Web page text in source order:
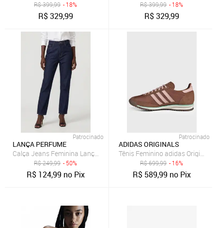
R$399,99 - 18%
R$329,99
R$399,99 - 18%
R$329,99
Patrocinado
LANÇA PERFUME
Calça Jeans Feminina Lança Perfume Mom Luna Azul
R$249,99 - 50%
R$ 124,99 no Pix
Patrocinado
ADIDAS ORIGINALS
Tênis Feminino adidas Originals
R$699,99 - 16%
R$ 589,99 no Pix